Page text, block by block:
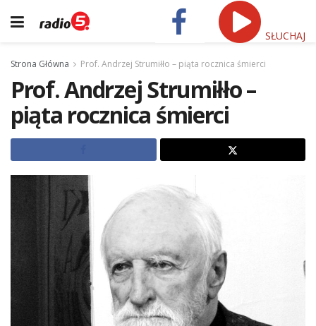
SŁUCHAJ
Strona Główna Prof. Andrzej Strumiłło – piąta rocznica śmierci
Prof. Andrzej Strumiłło –
piąta rocznica śmierci